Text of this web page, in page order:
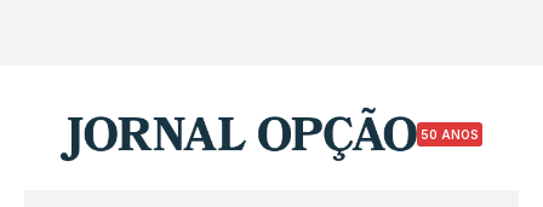
50 ANOS